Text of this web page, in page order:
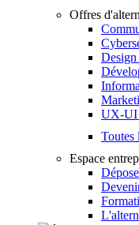
Offres
Design
UX-UI
Toutes
Espace